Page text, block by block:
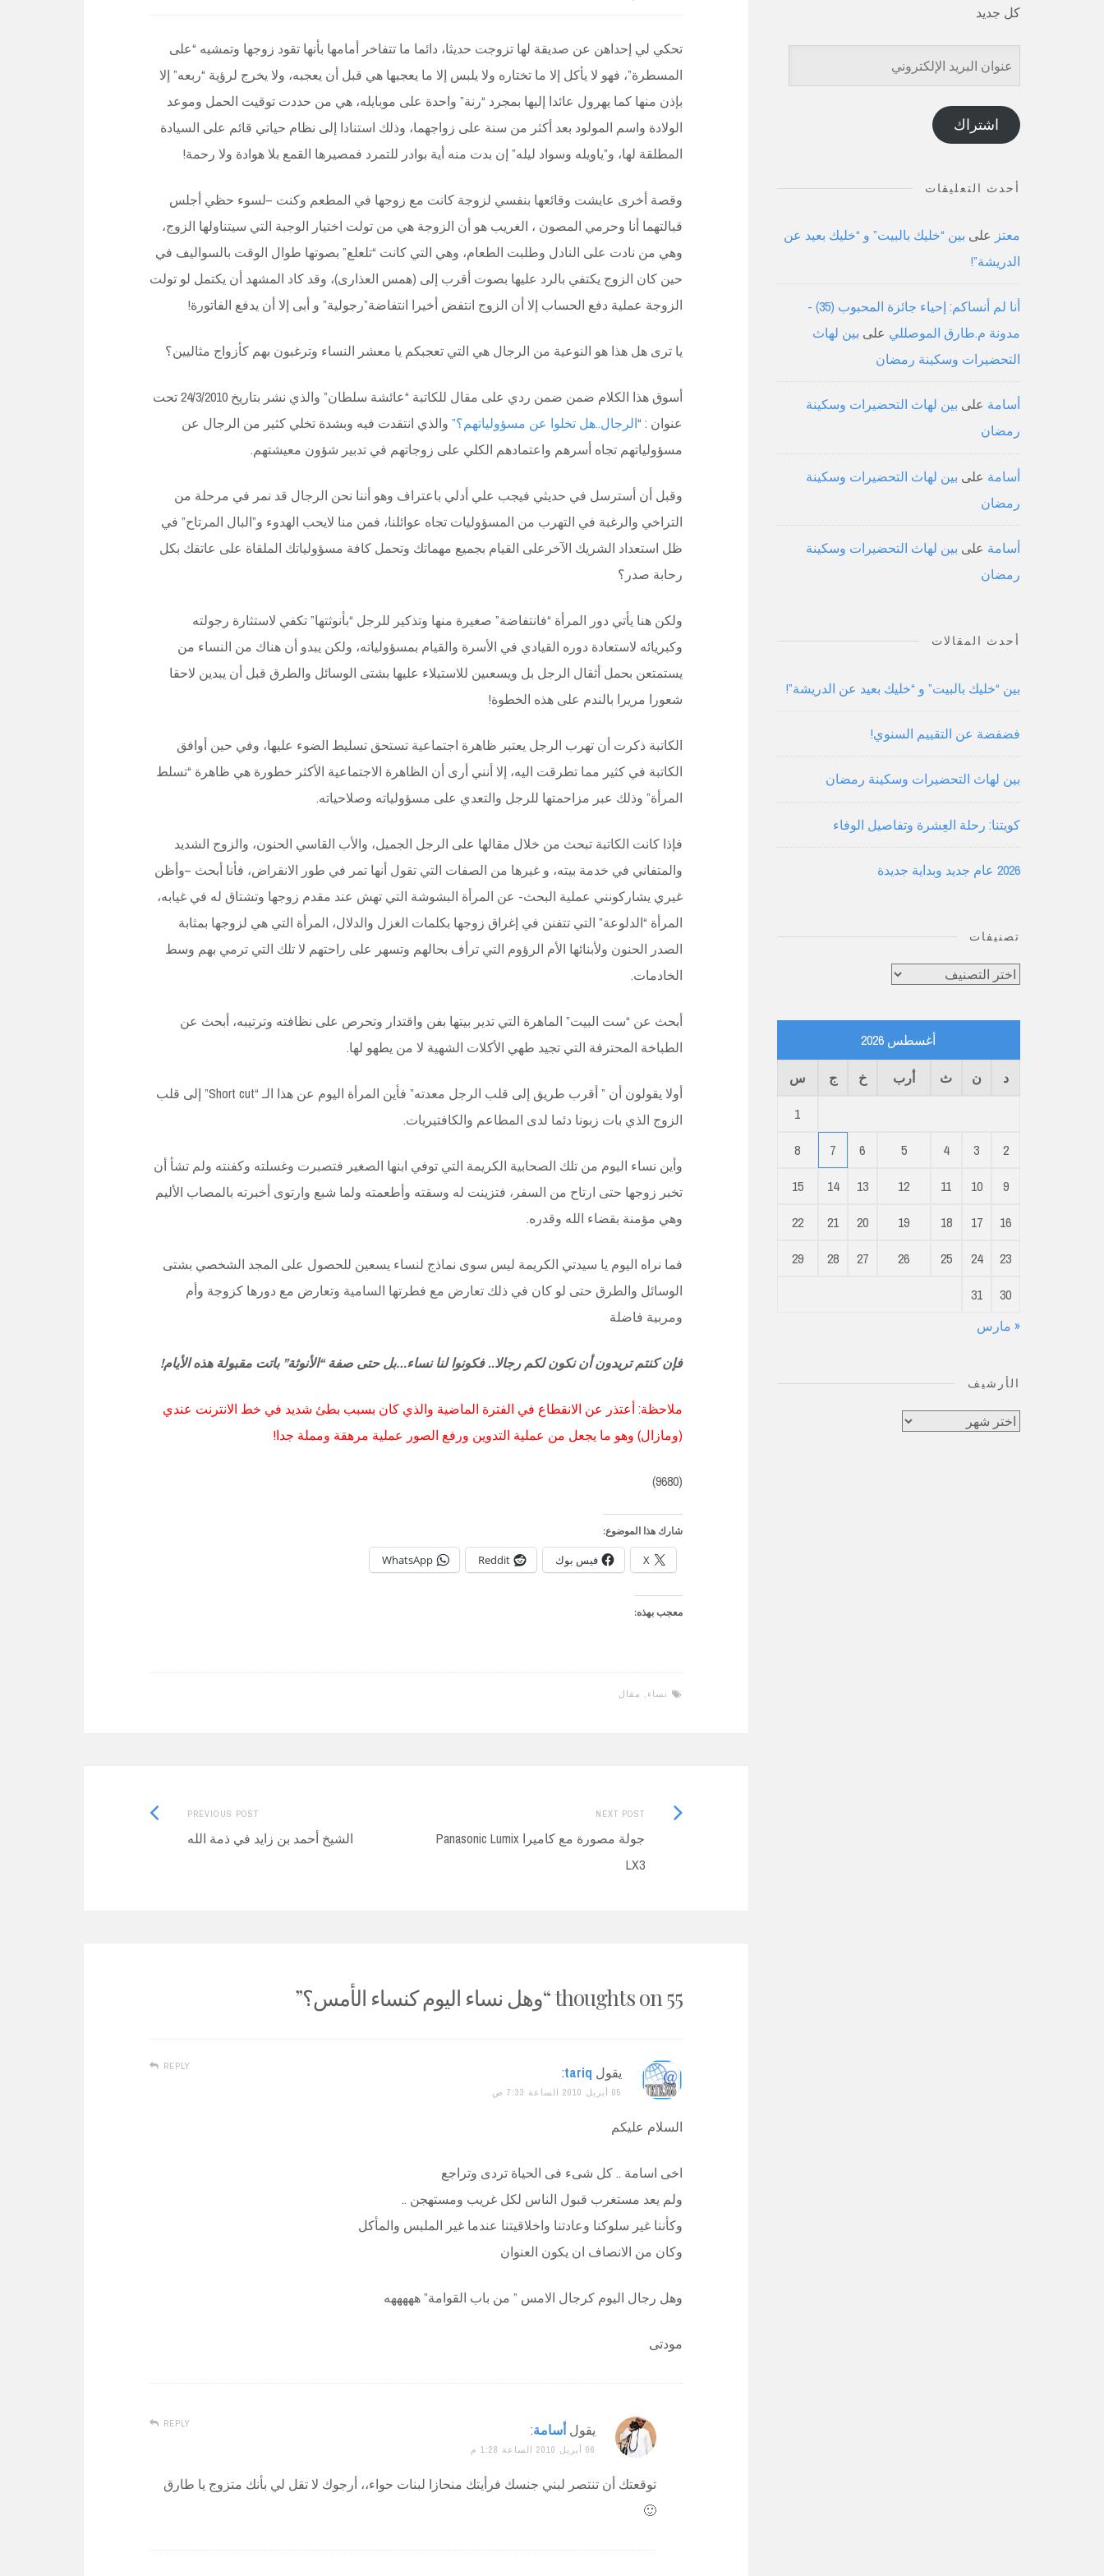
تحكي لي إحداهن عن صديقة لها تزوجت حديثا، دائما ما تتفاخر أمامها بأنها تقود زوجها وتمشيه “على
المسطرة”، فهو لا يأكل إلا ما تختاره ولا يلبس إلا ما يعجبها هي قبل أن يعجبه، ولا يخرج لرؤية “ربعه” إلا
بإذن منها كما يهرول عائدا إليها بمجرد “رنة” واحدة على موبايله، هي من حددت توقيت الحمل وموعد
الولادة واسم المولود بعد أكثر من سنة على زواجهما، وذلك استنادا إلى نظام حياتي قائم على السيادة
المطلقة لها، و”ياويله وسواد ليله” إن بدت منه أية بوادر للتمرد فمصيرها القمع بلا هوادة ولا رحمة!
وقصة أخرى عايشت وقائعها بنفسي لزوجة كانت مع زوجها في المطعم وكنت –لسوء حظي أجلس
قبالتهما أنا وحرمي المصون ، الغريب هو أن الزوجة هي من تولت اختيار الوجبة التي سيتناولها الزوج،
وهي من نادت على النادل وطلبت الطعام، وهي التي كانت “تلعلع” بصوتها طوال الوقت بالسواليف في
حين كان الزوج يكتفي بالرد عليها بصوت أقرب إلى (همس العذارى)، وقد كاد المشهد أن يكتمل لو تولت
الزوجة عملية دفع الحساب إلا أن الزوج انتفض أخيرا انتفاضة”رجولية” و أبى إلا أن يدفع الفاتورة!
يا ترى هل هذا هو النوعية من الرجال هي التي تعجبكم يا معشر النساء وترغبون بهم كأزواج مثاليين؟
أسوق هذا الكلام ضمن ضمن ردي على مقال للكاتبة “عائشة سلطان” والذي نشر بتاريخ 24/3/2010 تحت
عنوان : “الرجال..هل تخلوا عن مسؤولياتهم؟”والذي انتقدت فيه وبشدة تخلي كثير من الرجال عن
مسؤولياتهم تجاه أسرهم واعتمادهم الكلي على زوجاتهم في تدبير شؤون معيشتهم.
وقبل أن أسترسل في حديثي فيجب علي أدلي باعتراف وهو أننا نحن الرجال قد نمر في مرحلة من
التراخي والرغبة في التهرب من المسؤوليات تجاه عوائلنا، فمن منا لايحب الهدوء و”البال المرتاح” في
ظل استعداد الشريك الآخرعلى القيام بجميع مهماتك وتحمل كافة مسؤولياتك الملقاة على عاتقك بكل
رحابة صدر؟
ولكن هنا يأتي دور المرأة “فانتفاضة” صغيرة منها وتذكير للرجل “بأنوثتها” تكفي لاستثارة رجولته
وكبريائه لاستعادة دوره القيادي في الأسرة والقيام بمسؤولياته، ولكن يبدو أن هناك من النساء من
يستمتعن بحمل أثقال الرجل بل ويسعىين للاستيلاء عليها بشتى الوسائل والطرق قبل أن يبدين لاحقا
شعورا مريرا بالندم على هذه الخطوة!
الكاتبة ذكرت أن تهرب الرجل يعتبر ظاهرة اجتماعية تستحق تسليط الضوء عليها، وفي حين أوافق
الكاتبة في كثير مما تطرقت اليه، إلا أنني أرى أن الظاهرة الاجتماعية الأكثر خطورة هي ظاهرة “تسلط
المرأة” وذلك عبر مزاحمتها للرجل والتعدي على مسؤولياته وصلاحياته.
فإذا كانت الكاتبة تبحث من خلال مقالها على الرجل الجميل، والأب القاسي الحنون، والزوج الشديد
والمتفاني في خدمة بيته، و غيرها من الصفات التي تقول أنها تمر في طور الانقراض، فأنا أبحث –وأظن
غيري يشاركونني عملية البحث- عن المرأة البشوشة التي تهش عند مقدم زوجها وتشتاق له في غيابه،
المرأة “الدلوعة” التي تتفنن في إغراق زوجها بكلمات الغزل والدلال، المرأة التي هي لزوجها بمثابة
الصدر الحنون ولأبنائها الأم الرؤوم التي ترأف بحالهم وتسهر على راحتهم لا تلك التي ترمي بهم وسط
الخادمات.
أبحث عن “ست البيت” الماهرة التي تدير بيتها بفن واقتدار وتحرص على نظافته وترتيبه، أبحث عن
الطباخة المحترفة التي تجيد طهي الأكلات الشهية لا من يطهو لها.
أولا يقولون أن ” أقرب طريق إلى قلب الرجل معدته” فأين المرأة اليوم عن هذا الـ “Short cut” إلى قلب
الزوج الذي بات زبونا دئما لدى المطاعم والكافتيريات.
وأين نساء اليوم من تلك الصحابية الكريمة التي توفي ابنها الصغير فتصبرت وغسلته وكفنته ولم تشأ أن
تخبر زوجها حتى ارتاح من السفر، فتزينت له وسقته وأطعمته ولما شبع وارتوى أخبرته بالمصاب الأليم
وهي مؤمنة بقضاء الله وقدره.
فما نراه اليوم يا سيدتي الكريمة ليس سوى نماذج لنساء يسعين للحصول على المجد الشخصي بشتى
الوسائل والطرق حتى لو كان في ذلك تعارض مع فطرتها السامية وتعارض مع دورها كزوجة وأم
ومربية فاضلة
فإن كنتم تريدون أن نكون لكم رجالا.. فكونوا لنا نساء…بل حتى صفة “الأنوثة” باتت مقبولة هذه الأيام!
ملاحظة: أعتذر عن الانقطاع في الفترة الماضية والذي كان بسبب بطئ شديد في خط الانترنت عندي
(ومازال) وهو ما يجعل من عملية التدوين ورفع الصور عملية مرهقة ومملة جدا!
(9680)
شارك هذا الموضوع:
X فيس بوك Reddit
WhatsApp
معجب بهذه:
نساء مقال
Post
navigation
PREVIOUS POST
Previous
الشيخ أحمد بن زايد في ذمة الله
NEXT POST
جولة مصورة مع كاميرا Panasonic Lumix
LX3
Next
Post:
55 thoughts on “ وهل نساء اليوم كنساء الأمس؟”
يقول tariq
:
05 أبريل 2010 الساعة 7:33 ص
السلام عليكم
اخى اسامة .. كل شىء فى الحياة تردى وتراجع
ولم يعد مستغرب قبول الناس لكل غريب ومستهجن ..
وكأننا غير سلوكنا وعادتنا واخلاقيتنا عندما غير الملبس والمأكل
وكان من الانصاف ان يكون العنوان
وهل رجال اليوم كرجال الامس ” من باب القوامة” هههههه
مودتى
REPLY
يقول أسامة:
06 أبريل 2010 الساعة 1:28 م
توقعتك أن تنتصر لبني جنسك فرأيتك منحازا لبنات حواء،، أرجوك لا تقل لي بأنك متزوج يا طارق
🙂
REPLY
كل جديد
عنوان
البريد
الإلكتروني
اشتراك
أحدث التعليقات
معتز على بين “خليك بالبيت” و “خليك بعيد عن
الدريشة”!
أنا لم أنساكم: إحياء جائزة المحبوب (35) -
مدونة م.طارق الموصللي على بين لهاث
التحضيرات وسكينة رمضان
أسامة على بين لهاث التحضيرات وسكينة
رمضان
أسامة على بين لهاث التحضيرات وسكينة
رمضان
أسامة على بين لهاث التحضيرات وسكينة
رمضان
أحدث المقالات
بين “خليك بالبيت” و “خليك بعيد عن الدريشة”!
فضفضة عن التقييم السنوي!
بين لهاث التحضيرات وسكينة رمضان
كويتنا: رحلة العِشرة وتفاصيل الوفاء
2026 عام جديد وبداية جديدة
تصنيفات
تصنيفات
أغسطس 2026
د ن ث أرب خ ج
س
1
2
3
4
5
6
7
8
9
10
11
12
13
14
15
16
17
18
19
20
21
22
23
24
25
26
27
28
29
30
31
« مارس
الأرشيف
الأرشيف